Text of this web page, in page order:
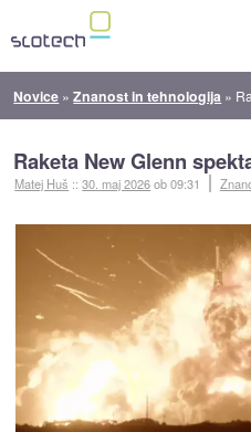
Novice »Znanost in tehnologija »
Raketa New Glenn
Matej Huš ::30. maj 2026ob 09:31